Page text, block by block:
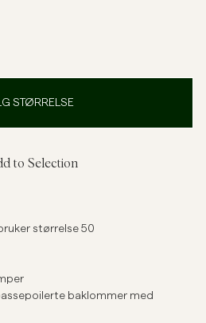
STØRRELSE
Add to Selection
størrelse 50
baklommer med